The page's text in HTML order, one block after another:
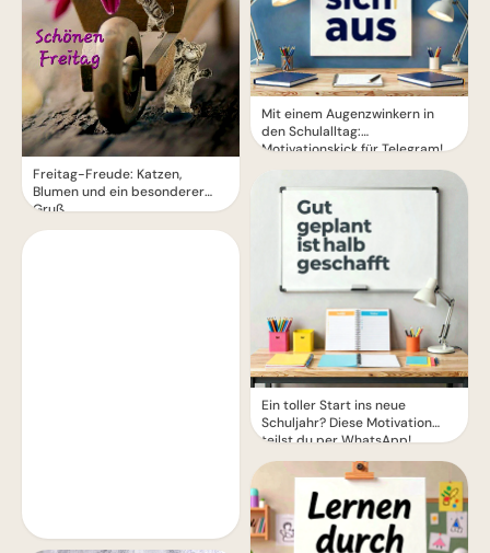
Freitag-Freude: Katzen,
Blumen und ein besonderer
Gruß
Mit einem Augenzwinkern in
den Schulalltag:
Motivationskick für Telegram!
Ein toller Start ins neue
Schuljahr? Diese Motivation
teilst du per WhatsApp!